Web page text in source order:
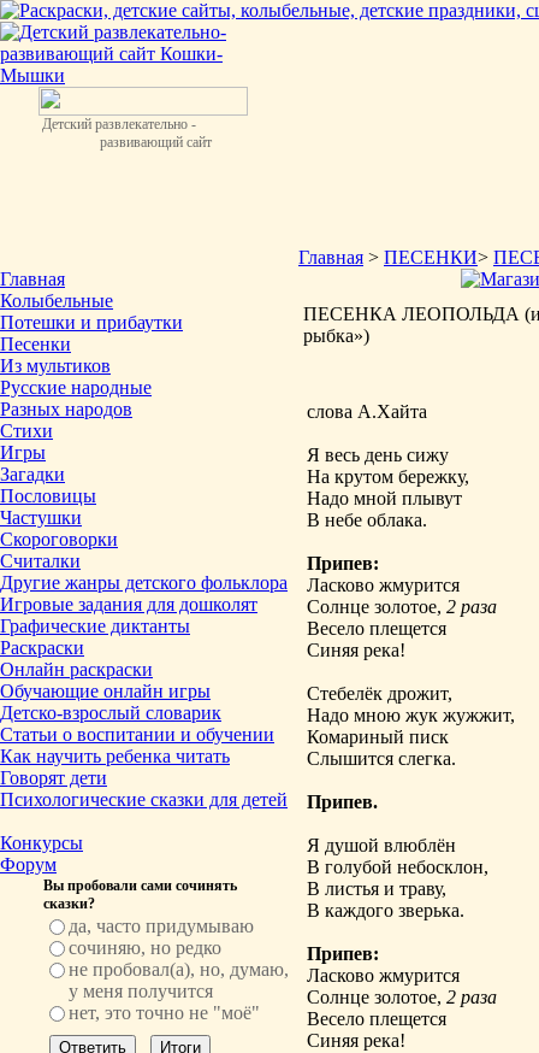
Детский развлекательно -
развивающий сайт
Главная
Колыбельные
Потешки и прибаутки
Песенки
Из мультиков
Русские народные
Разных народов
Стихи
Игры
Загадки
Пословицы
Частушки
Скороговорки
Считалки
Другие жанры детского фольклора
Игровые задания для дошколят
Графические диктанты
Раскраски
Онлайн раскраски
Обучающие онлайн игры
Детско-взрослый словарик
Статьи о воспитании и обучении
Как научить ребенка читать
Говорят дети
Психологические сказки для детей
Конкурсы
Форум
Вы пробовали сами сочинять
сказки?
да, часто придумываю
сочиняю, но редко
не пробовал(а), но, думаю,
у меня получится
нет, это точно не "моё"
Главная > ПЕСЕНКИ>
ПЕСЕНКА ЛЕОПОЛЬДА (из
рыбка»)
слова А.Хайта
Я весь день сижу
На крутом бережку,
Надо мной плывут
В небе облака.
Припев:
Ласково жмурится
Солнце золотое, 2 раза
Весело плещется
Синяя река!
Стебелёк дрожит,
Надо мною жук жужжит,
Комариный писк
Слышится слегка.
Припев.
Я душой влюблён
В голубой небосклон,
В листья и траву,
В каждого зверька.
Припев:
Ласково жмурится
Солнце золотое, 2 раза
Весело плещется
Синяя река!